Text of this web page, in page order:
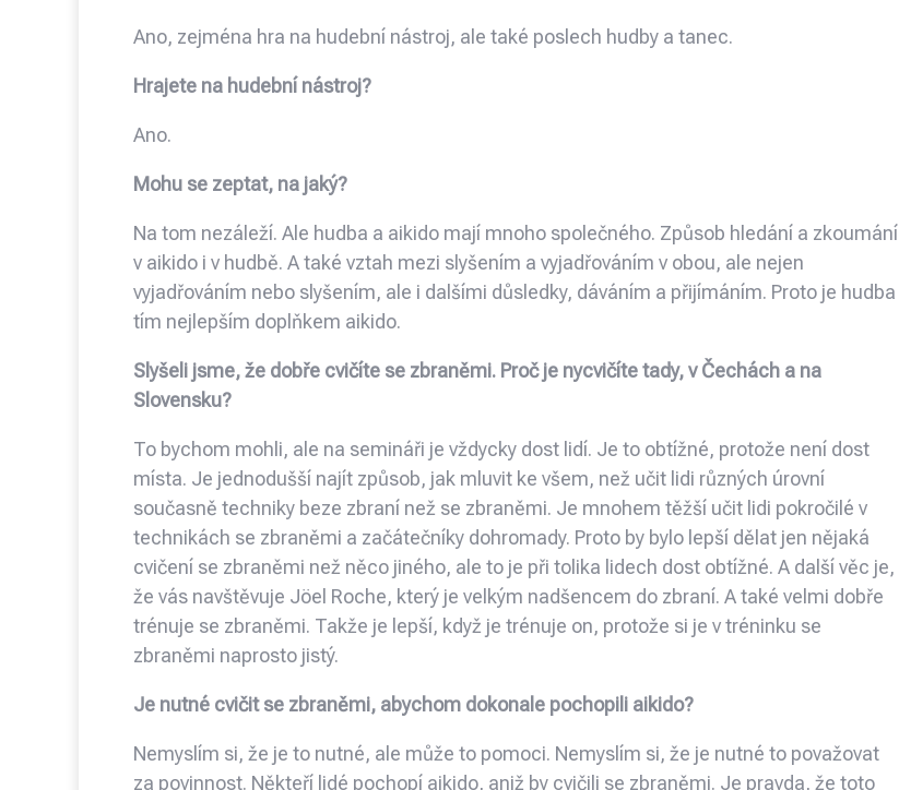
Ano, zejména hra na hudební nástroj, ale také poslech hudby a tanec.
Hrajete na hudební nástroj?
Ano.
Mohu se zeptat, na jaký?
Na tom nezáleží. Ale hudba a aikido mají mnoho společného. Způsob hledání a zkoumání
v aikido i v hudbě. A také vztah mezi slyšením a vyjadřováním v obou, ale nejen
vyjadřováním nebo slyšením, ale i dalšími důsledky, dáváním a přijímáním. Proto je hudba
tím nejlepším doplňkem aikido.
Slyšeli jsme, že dobře cvičíte se zbraněmi. Proč je nycvičíte tady, v Čechách a na
Slovensku?
To bychom mohli, ale na semináři je vždycky dost lidí. Je to obtížné, protože není dost
místa. Je jednodušší najít způsob, jak mluvit ke všem, než učit lidi různých úrovní
současně techniky beze zbraní než se zbraněmi. Je mnohem těžší učit lidi pokročilé v
technikách se zbraněmi a začátečníky dohromady. Proto by bylo lepší dělat jen nějaká
cvičení se zbraněmi než něco jiného, ale to je při tolika lidech dost obtížné. A další věc je,
že vás navštěvuje Jöel Roche, který je velkým nadšencem do zbraní. A také velmi dobře
trénuje se zbraněmi. Takže je lepší, když je trénuje on, protože si je v tréninku se
zbraněmi naprosto jistý.
Je nutné cvičit se zbraněmi, abychom dokonale pochopili aikido?
Nemyslím si, že je to nutné, ale může to pomoci. Nemyslím si, že je nutné to považovat
za povinnost. Někteří lidé pochopí aikido, aniž by cvičili se zbraněmi. Je pravda, že toto